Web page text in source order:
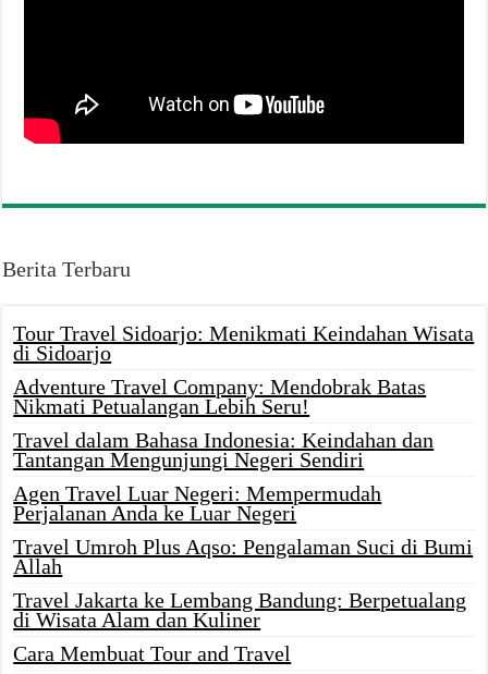
Berita Terbaru
Tour Travel Sidoarjo: Menikmati Keindahan Wisata
di Sidoarjo
Adventure Travel Company: Mendobrak Batas
Nikmati Petualangan Lebih Seru!
Travel dalam Bahasa Indonesia: Keindahan dan
Tantangan Mengunjungi Negeri Sendiri
Agen Travel Luar Negeri: Mempermudah
Perjalanan Anda ke Luar Negeri
Travel Umroh Plus Aqso: Pengalaman Suci di Bumi
Allah
Travel Jakarta ke Lembang Bandung: Berpetualang
di Wisata Alam dan Kuliner
Cara Membuat Tour and Travel